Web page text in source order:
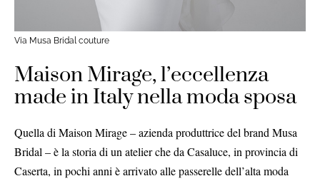
Via Musa Bridal couture
Maison Mirage, l’eccellenza
made in Italy nella moda sposa
Quella di Maison Mirage – azienda produttrice del brand Musa
Bridal – è la storia di un atelier che da Casaluce, in provincia di
Caserta, in pochi anni è arrivato alle passerelle dell’alta moda